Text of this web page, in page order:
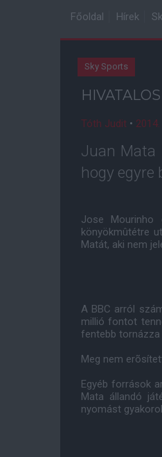
Főoldal Hírek
Sky Sports
Tóth Judit •
Juan Mata
hogy egyre
Jose
könyökmûtétre
Matát, aki nem
A BBC arról
millió fontot
fentebb tornázza
Meg nem
Egyéb források
Mata állandó
nyomást